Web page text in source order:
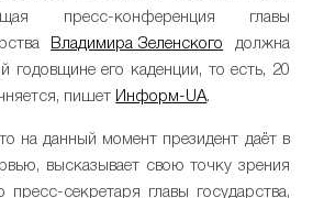
пресс-конференция главы
Владимира Зеленского должна
годовщине его каденции, то есть, 20
пишет Информ-UA.
на данный момент президент даёт в
высказывает свою точку зрения
секретаря главы государства,